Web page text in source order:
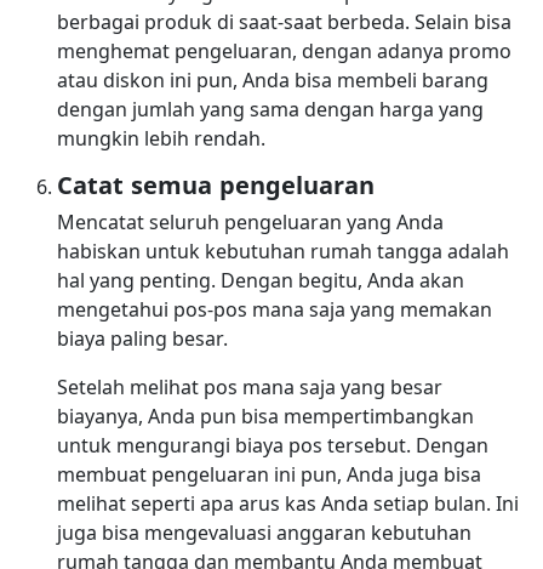
berbagai produk di saat-saat berbeda. Selain bisa
menghemat pengeluaran, dengan adanya promo
atau diskon ini pun, Anda bisa membeli barang
dengan jumlah yang sama dengan harga yang
mungkin lebih rendah.
Catat semua pengeluaran
Mencatat seluruh pengeluaran yang Anda
habiskan untuk kebutuhan rumah tangga adalah
hal yang penting. Dengan begitu, Anda akan
mengetahui pos-pos mana saja yang memakan
biaya paling besar.
Setelah melihat pos mana saja yang besar
biayanya, Anda pun bisa mempertimbangkan
untuk mengurangi biaya pos tersebut. Dengan
membuat pengeluaran ini pun, Anda juga bisa
melihat seperti apa arus kas Anda setiap bulan. Ini
juga bisa mengevaluasi anggaran kebutuhan
rumah tangga dan membantu Anda membuat